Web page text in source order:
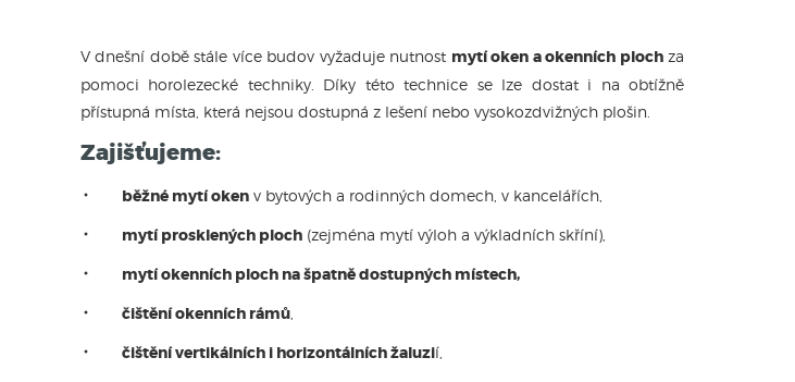
V dnešní době stále více budov vyžaduje nutnost mytí oken a okenních plochza
pomoci horolezecké techniky. Díky této technice se lze dostat i na obtížně
přístupná místa, která nejsou dostupná z lešení nebo vysokozdvižných plošin.
Zajišťujeme:
běžné mytí oken v bytových a rodinných domech, v kancelářích,
mytí prosklených ploch (zejména mytí výloh a výkladních skříní),
mytí okenních ploch na špatně dostupných místech,
čištění okenních rámů
čištění vertikálních i horizontálních žaluzií,